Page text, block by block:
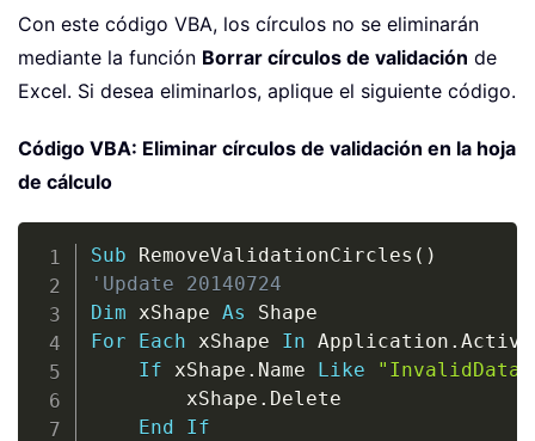
Con este código VBA, los círculos no se eliminarán
mediante la función Borrar círculos de validación de
Excel. Si desea eliminarlos, aplique el siguiente código.
Código VBA: Eliminar círculos de validación en la hoja
de cálculo
Sub RemoveValidationCircles ( )
'Update 20140724
Dim xShape As
For
Each xShape In Application .
If xShape . Name Like
        xShape
. Delete
End
If
Copy